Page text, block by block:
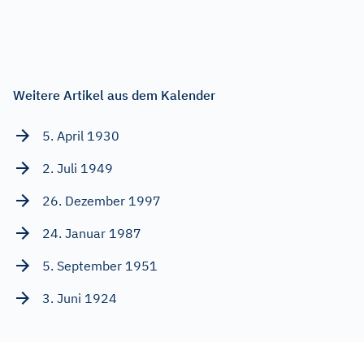
Weitere Artikel aus dem Kalender
5. April 1930
2. Juli 1949
26. Dezember 1997
24. Januar 1987
5. September 1951
3. Juni 1924